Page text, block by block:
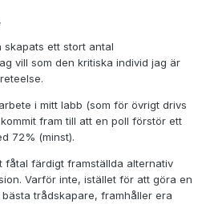
ett stort antal
vill som den kritiska individ jag är
i mitt labb (som för övrigt drivs
fram till att en poll förstör ett
72% (minst).
fåtal färdigt framställda alternativ
Varför inte, istället för att göra en
trådskapare, framhåller era